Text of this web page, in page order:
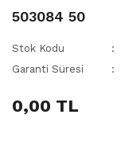
503084 50
Stok Kodu
Garanti Süresi
0,00 TL